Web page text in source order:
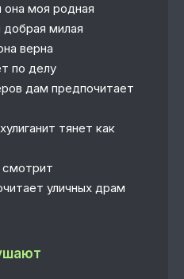
моя родная
милая
верна
по делу
дам предпочитает
тянет как
смотрит
уличных драм